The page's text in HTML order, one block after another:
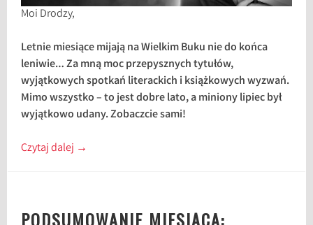
Moi Drodzy,
Letnie miesiące mijają na Wielkim Buku nie do końca
leniwie… Za mną moc przepysznych tytułów,
wyjątkowych spotkań literackich i książkowych wyzwań.
Mimo wszystko – to jest dobre lato, a miniony lipiec był
wyjątkowo udany. Zobaczcie sami!
Czytaj dalej →
PODSUMOWANIE MIESIĄCA: